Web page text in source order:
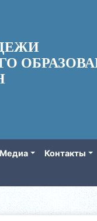
Медиа
Контакты